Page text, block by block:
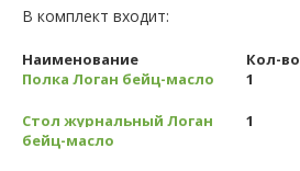
В комплект входит:
Наименование Кол-во
Полка Логан бейц-масло
1
Стол журнальный Логан
бейц-масло
1